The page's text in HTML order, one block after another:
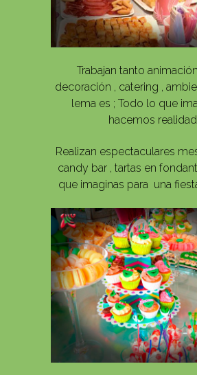
Trabajan tanto
decoración , catering ,
lema es ; Todo lo que
hacemos
Realizan espectaculares
candy bar , tartas en
que imaginas para una